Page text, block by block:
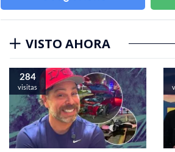
VISTO AHORA
284
visitas